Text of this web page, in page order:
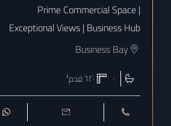
Prime Commercial Space |
Exceptional Views | Business Hub
Business Bay
٠ ٦٢٠قدم²